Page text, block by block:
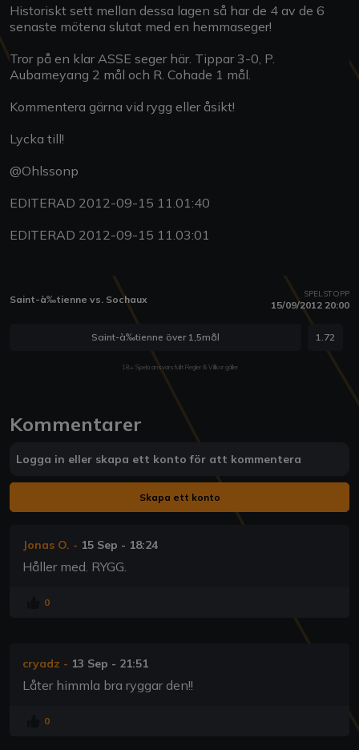
Historiskt sett mellan dessa lagen så har de 4 av de 6
senaste mötena slutat med en hemmaseger!
Tror på en klar ASSE seger här. Tippar 3-0, P.
Aubameyang 2 mål och R. Cohade 1 mål.
Kommentera gärna vid rygg eller åsikt!
Lycka till!
@Ohlssonp
EDITERAD 2012-09-15 11.01:40
EDITERAD 2012-09-15 11.03:01
Saint-à‰tienne vs. Sochaux SPELSTOPP
15/09/2012 20:00
Saint-à‰tienne över 1,5mål 1.72
18+ Spela ansvarsfullt Regler & Villkor gäller
Kommentarer
Logga in eller skapa ett konto för att kommentera
Skapa ett konto
Jonas O. - 15 Sep - 18:24
Håller med. RYGG.
0
cryadz - 13 Sep - 21:51
Låter himmla bra ryggar den!!
0